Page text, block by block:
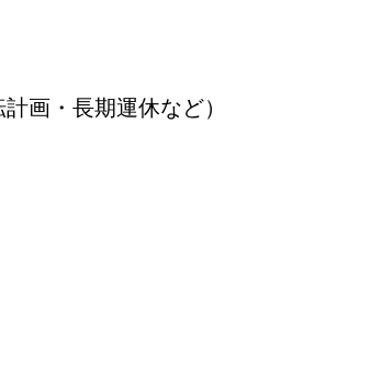
画・長期運休など）